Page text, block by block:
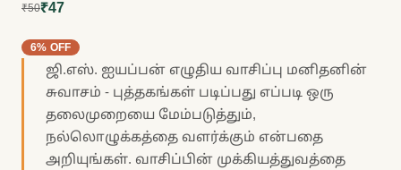
₹50₹47
6% OFF
ஜி.எஸ். ஐயப்பன் எழுதிய வாசிப்பு மனிதனின்
சுவாசம் - புத்தகங்கள் படிப்பது எப்படி ஒரு
தலைமுறையை மேம்படுத்தும்,
நல்லொழுக்கத்தை வளர்க்கும் என்பதை
அறியுங்கள். வாசிப்பின் முக்கியத்துவத்தை